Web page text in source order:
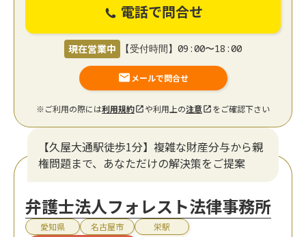
電話で問合せ
現在営業中 【受付時間】09:00〜18:00
メールで問合せ
※ご利用の際には利用規約 や利用上の注意 をご確認下さい
【久屋大通駅徒歩1分】複雑な財産分与から親
権問題まで、あなただけの解決策をご提案
弁護士法人フォレスト法律事務所
愛知県 名古屋市 栄駅